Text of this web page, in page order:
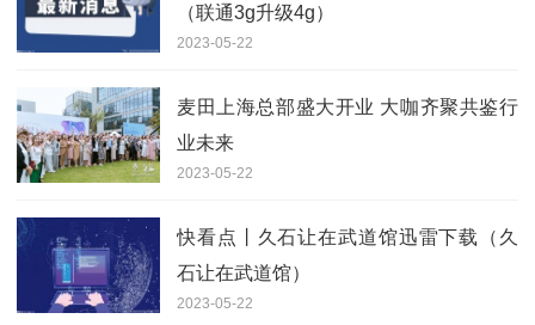
（联通3g升级4g）
2023-05-22
麦田上海总部盛大开业 大咖齐聚共鉴行
业未来
2023-05-22
快看点丨久石让在武道馆迅雷下载（久
石让在武道馆）
2023-05-22